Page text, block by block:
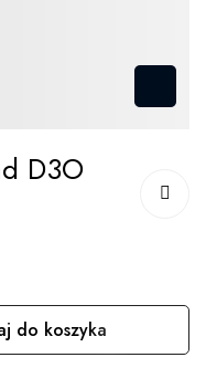
D3O
do koszyka